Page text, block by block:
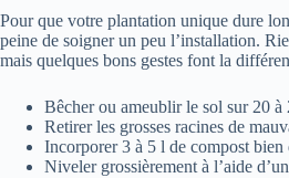
Pour que votre plantation unique dure
peine de soigner un peu l’installation.
mais quelques bons gestes font la
Bêcher ou ameublir le sol sur 20
Retirer les grosses racines de
Incorporer 3 à 5 l de compost bien
Niveler grossièrement à l’aide